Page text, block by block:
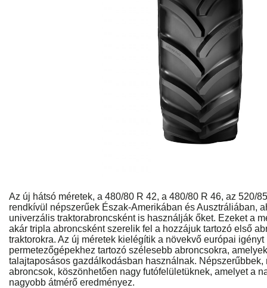
Az új hátsó méretek, a 480/80 R 42, a 480/80 R 46, az 520/
rendkívül népszerűek Észak-Amerikában és Ausztráliában,
univerzális traktorabroncsként is használják őket. Ezeket a
akár tripla abroncsként szerelik fel a hozzájuk tartozó első
traktorokra. Az új méretek kielégítik a növekvő európai
permetezőgépekhez tartozó szélesebb abroncsokra,
talajtaposásos gazdálkodásban használnak.
abroncsok, köszönhetően nagy futófelületüknek, amelyet a
nagyobb átmérő eredményez.